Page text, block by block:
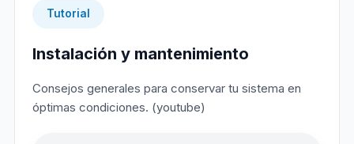
Tutorial
Instalación y mantenimiento
Consejos generales para conservar tu sistema en
óptimas condiciones. (youtube)